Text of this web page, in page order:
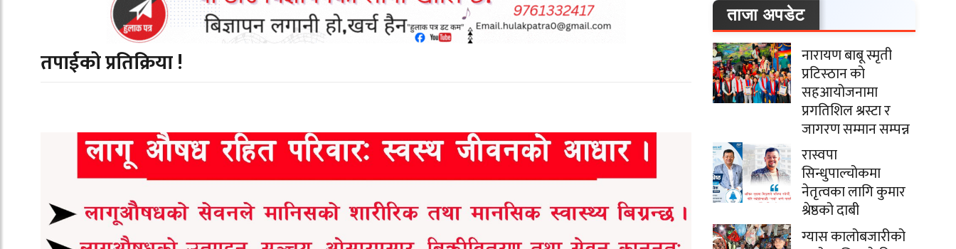
तपाईको प्रतिक्रिया !
ताजा अपडेट
नारायण बाबू स्मृती
प्रटिस्ठान को
सहआयोजनामा
प्रगतिशिल श्रस्टा र
जागरण सम्मान सम्पन्न
रास्वपा
सिन्धुपाल्चोकमा
नेतृत्वका लागि कुमार
श्रेष्ठको दाबी
ग्यास कालोबजारीको